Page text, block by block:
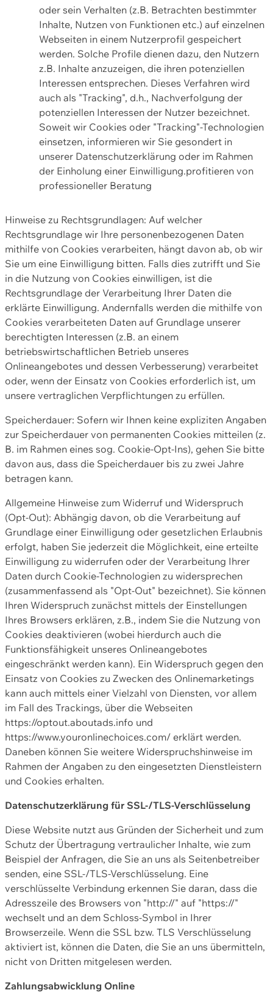
oder sein Verhalten (z.B. Betrachten bestimmter
Inhalte, Nutzen von Funktionen etc.) auf einzelnen
Webseiten in einem Nutzerprofil gespeichert
werden. Solche Profile dienen dazu, den Nutzern
z.B. Inhalte anzuzeigen, die ihren potenziellen
Interessen entsprechen. Dieses Verfahren wird
auch als "Tracking", d.h., Nachverfolgung der
potenziellen Interessen der Nutzer bezeichnet.
Soweit wir Cookies oder "Tracking"-Technologien
einsetzen, informieren wir Sie gesondert in
unserer Datenschutzerklärung oder im Rahmen
der Einholung einer Einwilligung.profitieren von
professioneller Beratung
Hinweise zu Rechtsgrundlagen: Auf welcher
Rechtsgrundlage wir Ihre personenbezogenen Daten
mithilfe von Cookies verarbeiten, hängt davon ab, ob wir
Sie um eine Einwilligung bitten. Falls dies zutrifft und Sie
in die Nutzung von Cookies einwilligen, ist die
Rechtsgrundlage der Verarbeitung Ihrer Daten die
erklärte Einwilligung. Andernfalls werden die mithilfe von
Cookies verarbeiteten Daten auf Grundlage unserer
berechtigten Interessen (z.B. an einem
betriebswirtschaftlichen Betrieb unseres
Onlineangebotes und dessen Verbesserung) verarbeitet
oder, wenn der Einsatz von Cookies erforderlich ist, um
unsere vertraglichen Verpflichtungen zu erfüllen.
Speicherdauer: Sofern wir Ihnen keine expliziten Angaben
zur Speicherdauer von permanenten Cookies mitteilen (z.
B. im Rahmen eines sog. Cookie-Opt-Ins), gehen Sie bitte
davon aus, dass die Speicherdauer bis zu zwei Jahre
betragen kann.
Allgemeine Hinweise zum Widerruf und Widerspruch
(Opt-Out): Abhängig davon, ob die Verarbeitung auf
Grundlage einer Einwilligung oder gesetzlichen Erlaubnis
erfolgt, haben Sie jederzeit die Möglichkeit, eine erteilte
Einwilligung zu widerrufen oder der Verarbeitung Ihrer
Daten durch Cookie-Technologien zu widersprechen
(zusammenfassend als "Opt-Out" bezeichnet). Sie können
Ihren Widerspruch zunächst mittels der Einstellungen
Ihres Browsers erklären, z.B., indem Sie die Nutzung von
Cookies deaktivieren (wobei hierdurch auch die
Funktionsfähigkeit unseres Onlineangebotes
eingeschränkt werden kann). Ein Widerspruch gegen den
Einsatz von Cookies zu Zwecken des Onlinemarketings
kann auch mittels einer Vielzahl von Diensten, vor allem
im Fall des Trackings, über die Webseiten
https://optout.aboutads.info und
https://www.youronlinechoices.com/ erklärt werden.
Daneben können Sie weitere Widerspruchshinweise im
Rahmen der Angaben zu den eingesetzten Dienstleistern
und Cookies erhalten.
Datenschutzerklärung für SSL-/TLS-Verschlüsselung
Diese Website nutzt aus Gründen der Sicherheit und zum
Schutz der Übertragung vertraulicher Inhalte, wie zum
Beispiel der Anfragen, die Sie an uns als Seitenbetreiber
senden, eine SSL-/TLS-Verschlüsselung. Eine
verschlüsselte Verbindung erkennen Sie daran, dass die
Adresszeile des Browsers von "http://" auf "https://"
wechselt und an dem Schloss-Symbol in Ihrer
Browserzeile. Wenn die SSL bzw. TLS Verschlüsselung
aktiviert ist, können die Daten, die Sie an uns übermitteln,
nicht von Dritten mitgelesen werden.
Zahlungsabwicklung Online